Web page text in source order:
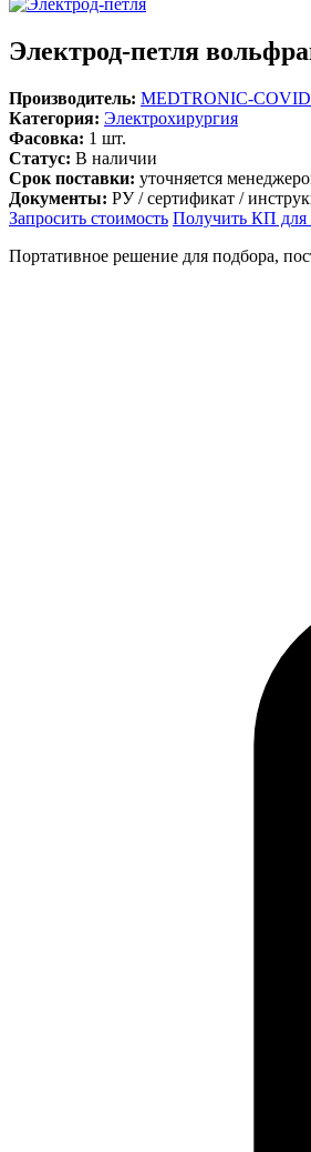
Электрод-петля
Производитель: MEDTRONIC-
Категория: Электрохирургия
Фасовка: 1 шт.
Статус: В наличии
Срок поставки: уточняется
Документы: РУ / сертификат /
Запросить стоимость Получить КП для
Портативное решение для подбора,